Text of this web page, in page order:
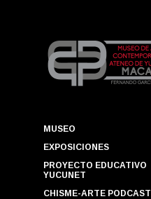
MUSEO
EXPOSICIONES
PROYECTO EDUCATIVO
YUCUNET
CHISME-ARTE PODCAST